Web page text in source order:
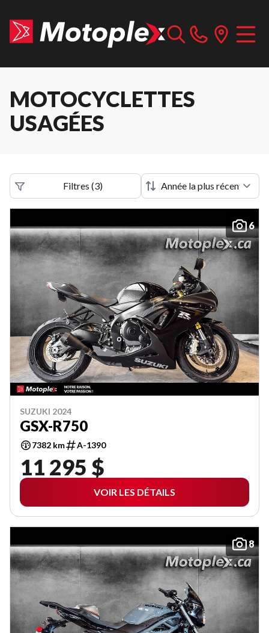
MOTOCYCLETTES
USAGÉES
Filtres (3)
6
SUZUKI 2024
GSX-R750
7382 km A-1390
11 295 $
VOIR LES DÉTAILS
8